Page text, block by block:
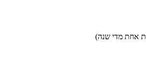
אחת מדי שנה(